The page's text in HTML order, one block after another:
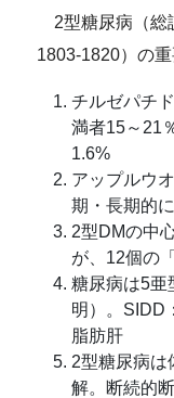
2型糖尿病（総
1803-1820）の
チルゼパチ
満者15～21
1.6%
アップルウ
期・長期的
2型DMの中
が、12個の
糖尿病は5亜
明）。SIDD
脂肪肝
2型糖尿病は
解。断続的